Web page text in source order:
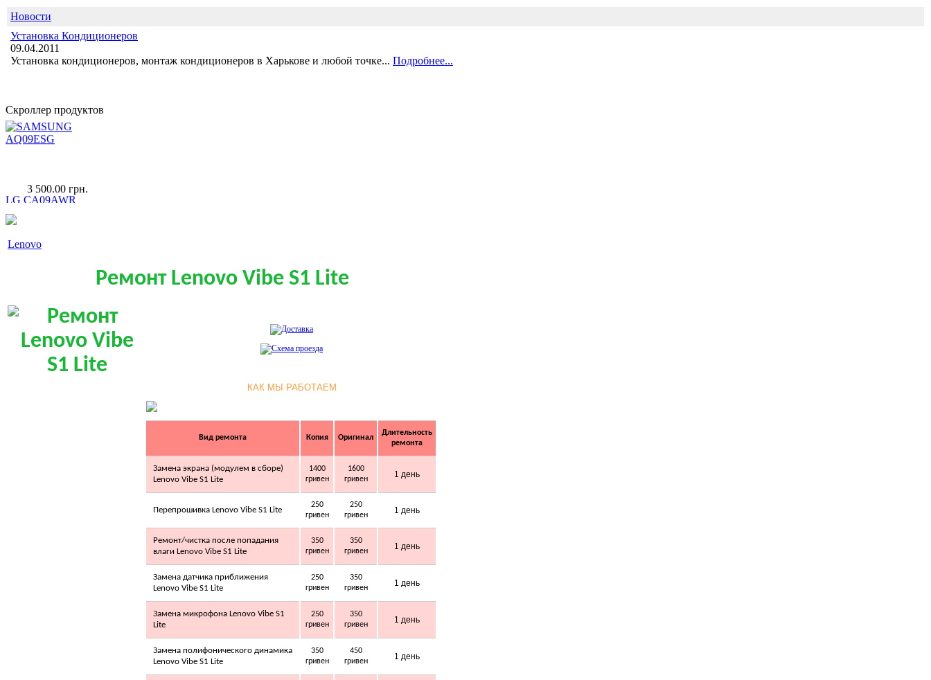
Новости
Установка Кондиционеров
09.04.2011
Установка кондиционеров, монтаж кондиционеров в Харькове и любой точке... Подробнее...
Скроллер продуктов
7 900.00 грн.
SAMSUNG
INVERTER
Позвоните, чтобы
IDEA ISR-12HR-T +
plazma
Lenovo
Ремонт Lenovo Vibe S1 Lite
КАК МЫ РАБОТАЕМ
Вид ремонта Копия Оригинал
Длительность
ремонта
Замена экрана (модулем в сборе)
Lenovo Vibe S1 Lite
1400
гривен
1600
гривен
1 день
Перепрошивка Lenovo Vibe S1 Lite
250
гривен
250
гривен
1 день
Ремонт/чистка после попадания
влаги Lenovo Vibe S1 Lite
350
гривен
350
гривен
1 день
Замена датчика приближения
Lenovo Vibe S1 Lite
250
гривен
350
гривен
1 день
Замена микрофона Lenovo Vibe S1
Lite
250
гривен
350
гривен
1 день
Замена полифонического динамика
Lenovo Vibe S1 Lite
350
гривен
450
гривен
1 день